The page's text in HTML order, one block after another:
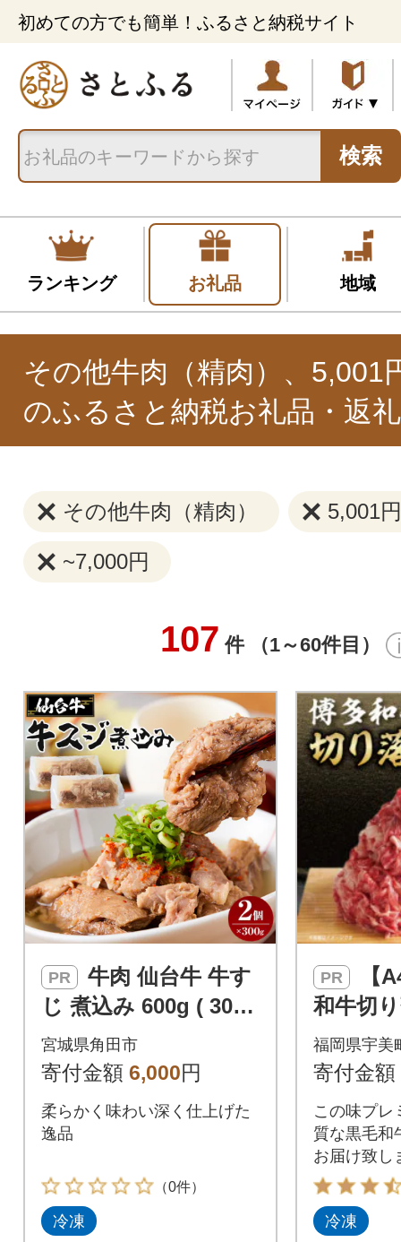
初めての方でも簡単！ふるさと納税サイト
検索
ランキング お礼品 地域
その他牛肉（精肉）、5,001
のふるさと納税お礼品・返
その他牛肉（精肉） 5,001
~7,000円
107 件 （1～60件目）
PR
じ 煮込み 600g ( 300g
× 2個 )
宮城県角田市
寄付金額 6,000円
柔らかく味わい深く仕上げた
逸品
（0件）
冷凍
PR
和牛切
g(宇美
福岡県宇美
寄付金額
この味プレ
質な黒毛和
お届け致し
冷凍